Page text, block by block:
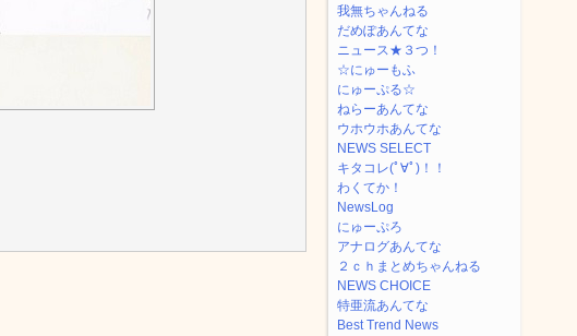
我無ちゃんねる
だめぽあんてな
ニュース★３つ！
☆にゅーもふ
にゅーぷる☆
ねらーあんてな
ウホウホあんてな
NEWS SELECT
キタコレ(ﾟ∀ﾟ)！！
わくてか！
NewsLog
にゅーぷろ
アナログあんてな
２ｃｈまとめちゃんねる
NEWS CHOICE
特亜流あんてな
Best Trend News